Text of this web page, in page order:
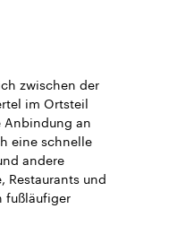
zwischen der
im Ortsteil
Anbindung an
eine schnelle
andere
Restaurants und
fußläufiger